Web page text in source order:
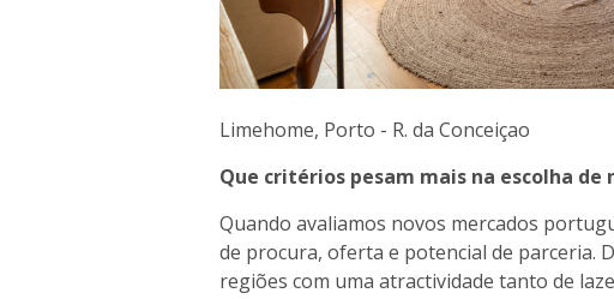
Limehome, Porto - R. da Conceiçao
Que critérios pesam mais na escolha
Quando avaliamos novos mercados
de procura, oferta e potencial de parceria.
regiões com uma atractividade tanto de